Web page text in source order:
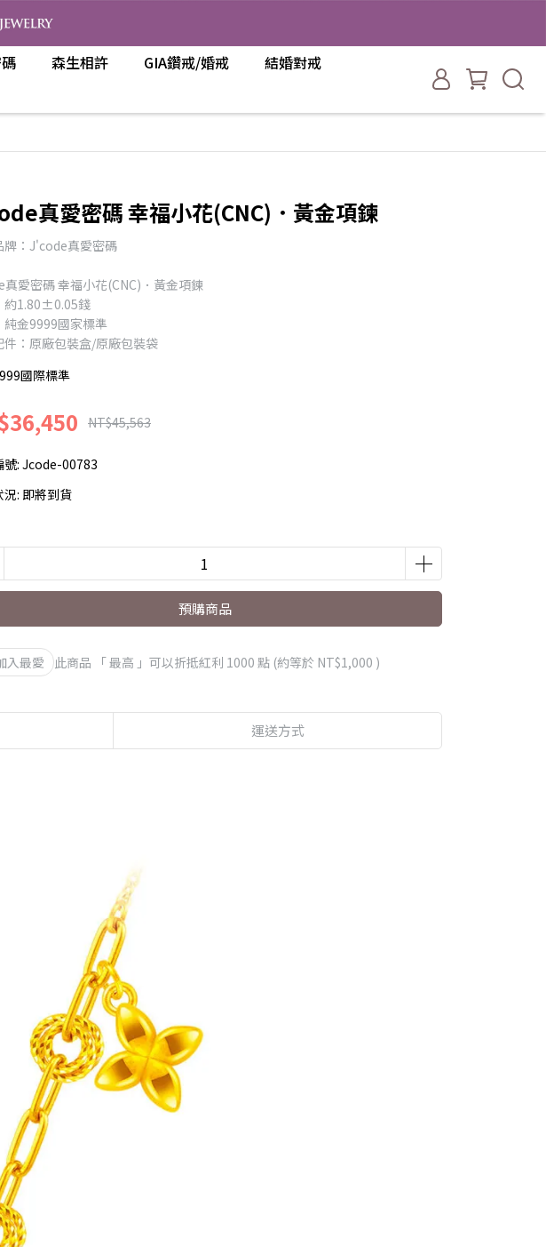
森生相許 GIA鑽戒/婚戒
結婚對戒
真愛密碼 幸福小花(CNC)．黃金項鍊
牌：J'code真愛密碼
愛密碼 幸福小花(CNC)．黃金項鍊
約1.80±0.05錢
純金9999國家標準
件：原廠包裝盒/原廠包裝袋
國際標準
NT$45,563
號:Jcode-00783
況: 即將到貨
預購商品
入最愛 此商品 「 最高 」可以折抵紅利 1000 點 (約等於 NT$1,000 )
運送方式